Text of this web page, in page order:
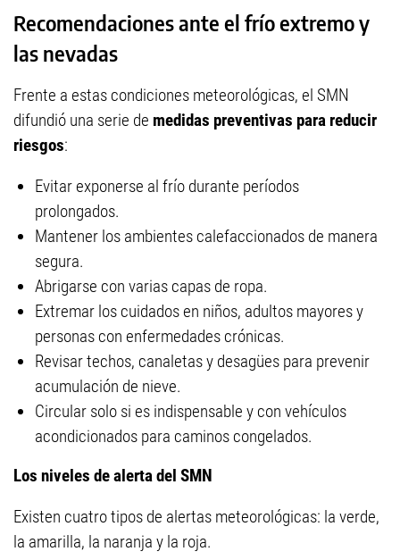
Recomendaciones ante el frío extremo y
las nevadas
Frente a estas condiciones meteorológicas, el SMN
difundió una serie de medidas preventivas para reducir
riesgos:
Evitar exponerse al frío durante períodos
prolongados.
Mantener los ambientes calefaccionados de manera
segura.
Abrigarse con varias capas de ropa.
Extremar los cuidados en niños, adultos mayores y
personas con enfermedades crónicas.
Revisar techos, canaletas y desagües para prevenir
acumulación de nieve.
Circular solo si es indispensable y con vehículos
acondicionados para caminos congelados.
Los niveles de alerta del SMN
Existen cuatro tipos de alertas meteorológicas: la verde,
la amarilla, la naranja y la roja.